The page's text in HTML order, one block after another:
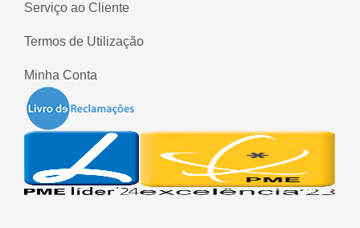
Serviço ao Cliente
Termos de Utilização
Minha Conta